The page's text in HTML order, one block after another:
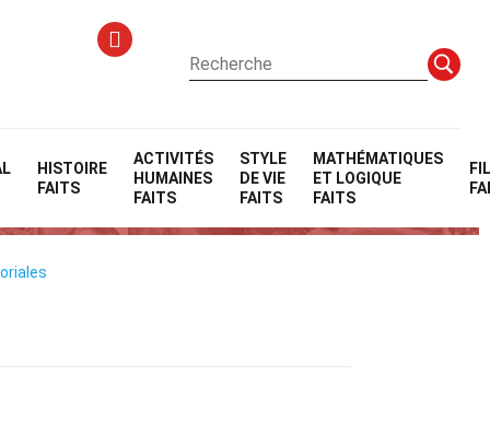
HISTOIRE
FAITS
ACTIVITÉS
HUMAINES
FAITS
STYLE
DE VIE
FAITS
MATHÉMATIQUES
ET LOGIQUE
FAITS